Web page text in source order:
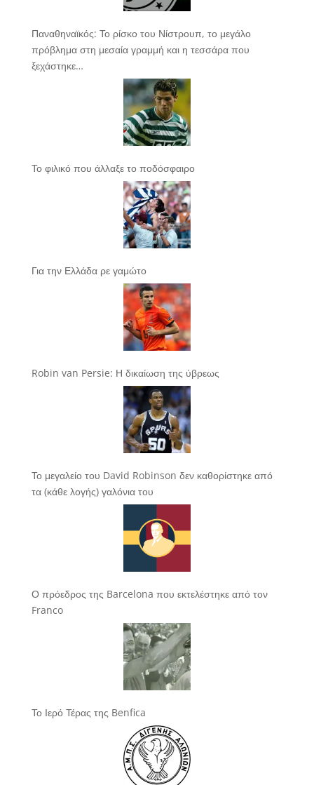
Παναθηναϊκός: Το ρίσκο του Νίστρουπ, το μεγάλο
πρόβλημα στη μεσαία γραμμή και η τεσσάρα που
ξεχάστηκε…
Το φιλικό που άλλαξε το ποδόσφαιρο
Για την Ελλάδα ρε γαμώτο
Robin van Persie: Η δικαίωση της ύβρεως
Το μεγαλείο του David Robinson δεν καθορίστηκε από
τα (κάθε λογής) γαλόνια του
Ο πρόεδρος της Barcelona που εκτελέστηκε από τον
Franco
Το Ιερό Τέρας της Benfica